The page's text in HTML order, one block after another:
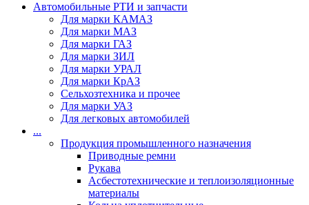
Автомобильные РТИ и запчасти
Для марки КАМАЗ
Для марки МАЗ
Для марки ГАЗ
Для марки ЗИЛ
Для марки УРАЛ
Для марки КрАЗ
Сельхозтехника и прочее
Для марки УАЗ
Для легковых автомобилей
...
Продукция промышленного назначения
Приводные ремни
Рукава
Асбестотехнические и теплоизоляционные
материалы